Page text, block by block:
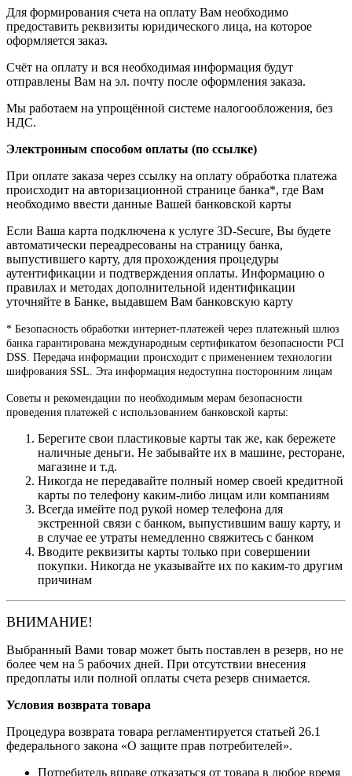
Для формирования счета на оплату Вам необходимо
предоставить реквизиты юридического лица, на которое
оформляется заказ.
Счёт на оплату и вся необходимая информация будут
отправлены Вам на эл. почту после оформления заказа.
Мы работаем на упрощённой системе налогообложения, без
НДС.
Электронным способом оплаты (по ссылке)
При оплате заказа через ссылку на оплату обработка платежа
происходит на авторизационной странице банка*, где Вам
необходимо ввести данные Вашей банковской карты
Если Ваша карта подключена к услуге 3D-Secure, Вы будете
автоматически переадресованы на страницу банка,
выпустившего карту, для прохождения процедуры
аутентификации и подтверждения оплаты. Информацию о
правилах и методах дополнительной идентификации
уточняйте в Банке, выдавшем Вам банковскую карту
* Безопасность обработки интернет-платежей через платежный шлюз
банка гарантирована международным сертификатом безопасности PCI
DSS. Передача информации происходит с применением технологии
шифрования SSL. Эта информация недоступна посторонним лицам
Советы и рекомендации по необходимым мерам безопасности
проведения платежей с использованием банковской карты:
Берегите свои пластиковые карты так же, как бережете
наличные деньги. Не забывайте их в машине, ресторане,
магазине и т.д.
Никогда не передавайте полный номер своей кредитной
карты по телефону каким-либо лицам или компаниям
Всегда имейте под рукой номер телефона для
экстренной связи с банком, выпустившим вашу карту, и
в случае ее утраты немедленно свяжитесь с банком
Вводите реквизиты карты только при совершении
покупки. Никогда не указывайте их по каким-то другим
причинам
ВНИМАНИЕ!
Выбранный Вами товар может быть поставлен в резерв, но не
более чем на 5 рабочих дней. При отсутствии внесения
предоплаты или полной оплаты счета резерв снимается.
Условия возврата товара
Процедура возврата товара регламентируется статьей 26.1
федерального закона «О защите прав потребителей».
Потребитель вправе отказаться от товара в любое время